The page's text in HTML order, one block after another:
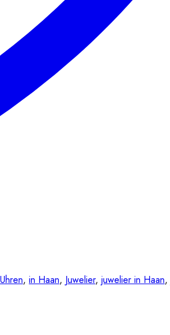
, in Haan, Juwelier, juwelier in Haan,